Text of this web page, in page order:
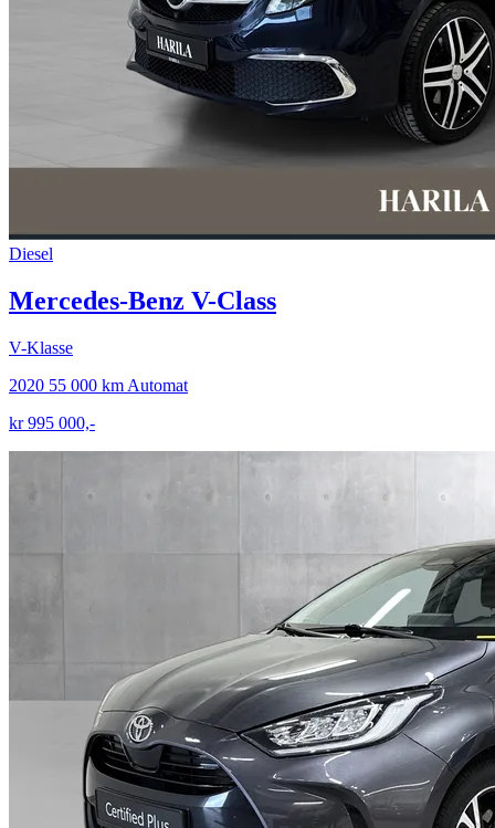
Diesel
Mercedes-Benz V-Class
V-Klasse
2020 55 000 km Automat
kr 995 000,-